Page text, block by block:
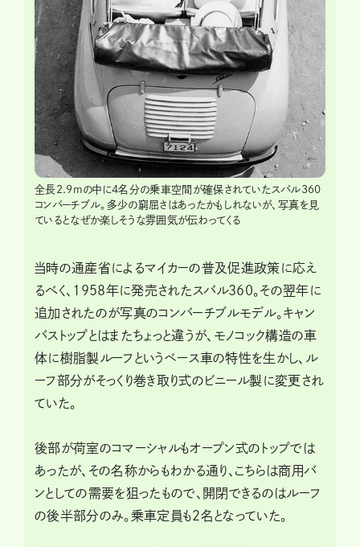
全長2.9mの中に4名分の乗車空間が確保されていたスバル360
コンバーチブル。多少の窮屈さはあったかもしれないが、写真を見
ているとなぜか楽しそうな雰囲気が伝わってくる
当時の通産省によるマイカーの普及促進政策に応え
るべく、1958年に発売されたスバル360。その翌年に
追加されたのが写真のコンバーチブルモデル。キャン
バストップとはまたちょっと違うが、モノコック構造の車
体に樹脂製ルーフというベース車の特性を生かし、ル
ーフ部分がそっくり巻き取り式のビニール製に変更され
ていた。
後部が荷室のコマーシャルもオープン式のトップでは
あったが、その名称からもわかる通り、こちらは商用バ
ンとしての需要を狙ったもので、開閉できるのはルーフ
の後半部分のみ。乗車定員も2名となっていた。